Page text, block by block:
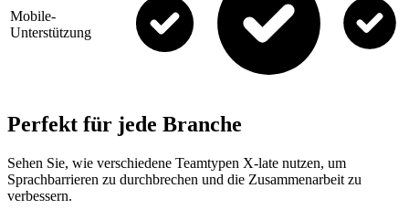
Mobile-
Unterstützung
Perfekt für jede Branche
Sehen Sie, wie verschiedene Teamtypen X-late nutzen, um
Sprachbarrieren zu durchbrechen und die Zusammenarbeit zu
verbessern.